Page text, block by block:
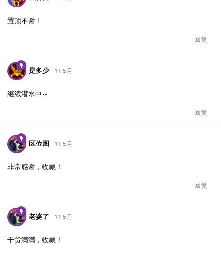
置顶不谢！
回复
是多少 11 5月
继续潜水中～
回复
区位图 11 5月
非常感谢，收藏！
回复
老婆了 11 5月
干货满满，收藏！